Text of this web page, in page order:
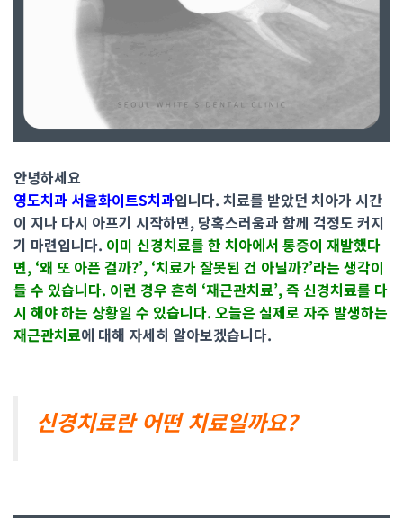
안녕하세요
영도치과 서울화이트S치과입니다. 치료를 받았던 치아가 시간
이 지나 다시 아프기 시작하면, 당혹스러움과 함께 걱정도 커지
기 마련입니다. 이미 신경치료를 한 치아에서 통증이 재발했다
면, ‘왜 또 아픈 걸까?’, ‘치료가 잘못된 건 아닐까?’라는 생각이
들 수 있습니다. 이런 경우 흔히 ‘재근관치료’, 즉 신경치료를 다
시 해야 하는 상황일 수 있습니다. 오늘은 실제로 자주 발생하는
재근관치료에 대해 자세히 알아보겠습니다.
신경치료란 어떤 치료일까요?